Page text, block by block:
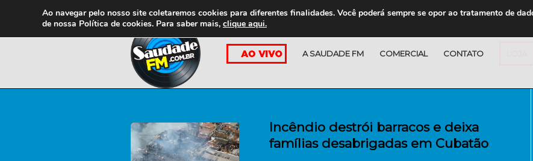
A SAUDADE FM COMERCIAL CONTATO
Incêndio destrói barracos e deixa
famílias desabrigadas em Cubatão
Ao navegar pelo nosso site coletaremos cookies para diferentes finalidades. Você poderá sempre se opor ao tratamento de
de nossa Política de cookies. Para saber mais, clique aqui.